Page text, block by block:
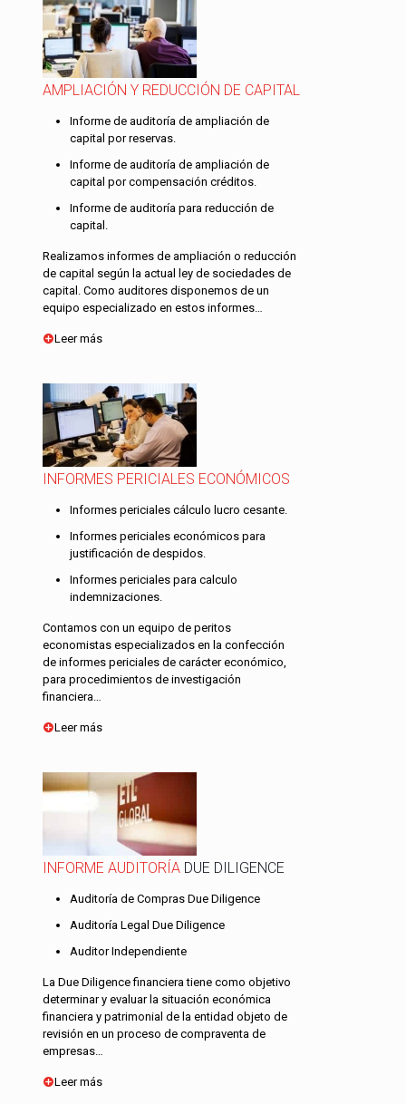
AMPLIACIÓN Y REDUCCIÓN DE CAPITAL
Informe de auditoría de ampliación de
capital por reservas.
Informe de auditoría de ampliación de
capital por compensación créditos.
Informe de auditoría para reducción de
capital.
Realizamos informes de ampliación o reducción
de capital según la actual ley de sociedades de
capital. Como auditores disponemos de un
equipo especializado en estos informes…
Leer más
INFORMES PERICIALES ECONÓMICOS
Informes periciales cálculo lucro cesante.
Informes periciales económicos para
justificación de despidos.
Informes periciales para calculo
indemnizaciones.
Contamos con un equipo de peritos
economistas especializados en la confección
de informes periciales de carácter económico,
para procedimientos de investigación
financiera…
Leer más
INFORME AUDITORÍA DUE DILIGENCE
Auditoría de Compras Due Diligence
Auditoría Legal Due Diligence
Auditor Independiente
La Due Diligence financiera tiene como objetivo
determinar y evaluar la situación económica
financiera y patrimonial de la entidad objeto de
revisión en un proceso de compraventa de
empresas…
Leer más